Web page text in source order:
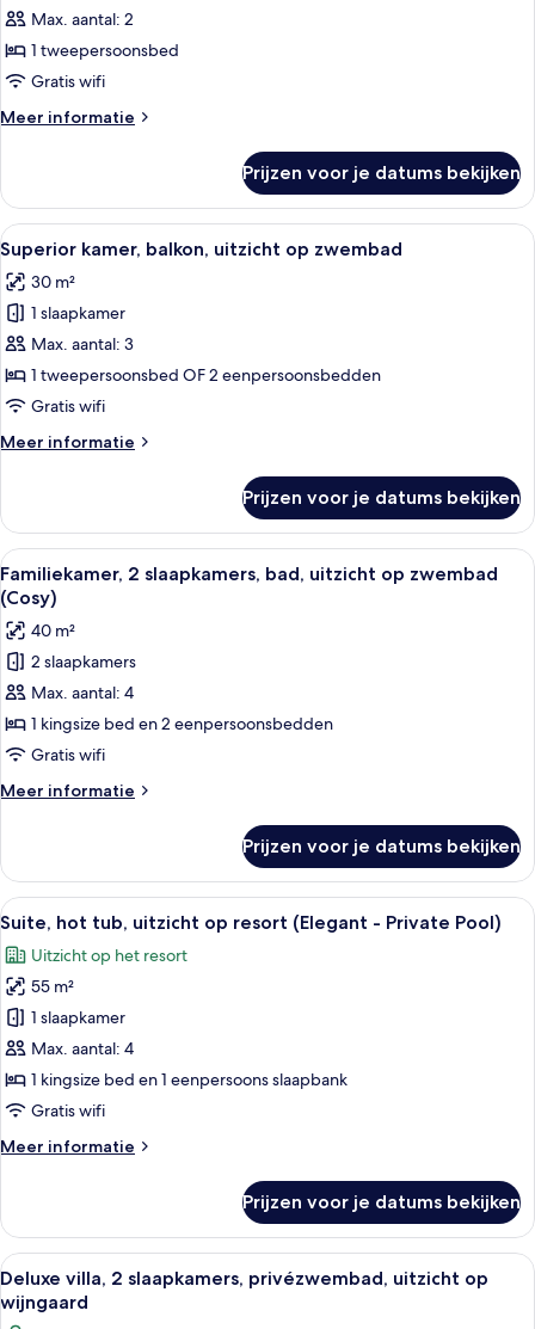
tweepersoonsbed,
balkon,
uitzicht
stad
Max. aantal: 2
1 tweepersoonsbed
Gratis wifi
Meer informatie
Meer
kamer,
tweepersoonsbed,
balkon,
uitzicht
op
Prijzen voor je datums bekijken
Alle
foto's
voor
Superior
kamer,
balkon,
uitzicht
zwembad
Een moderne hotelkamer met een
12
Superior kamer, balkon, uitzicht op zwembad
30 m²
1 slaapkamer
Max. aantal: 3
1 tweepersoonsbed OF 2 eenpersoonsbedden
Gratis wifi
Meer informatie
Meer
kamer,
balkon,
uitzicht
op
zwembad
Prijzen voor je datums bekijken
Alle
foto's
voor
Familiekamer,
2
slaapkamers,
bad,
uitzicht
op
zwembad
laden
Een moderne slaapkamer met een
10
Familiekamer, 2 slaapkamers, bad, uitzicht op zwembad
(Cosy)
40 m²
2 slaapkamers
Max. aantal: 4
1 kingsize bed en 2 eenpersoonsbedden
Gratis wifi
Meer informatie
Meer
2
slaapkamers,
bad,
op
zwembad
(Cosy)
Prijzen voor je datums bekijken
Alle
foto's
voor
Suite,
hot
tub,
uitzicht
op
(Elegant
Pool)
laden
Een dakzwembad met uitzicht op
32
Suite, hot tub, uitzicht op resort (Elegant - Private Pool)
Uitzicht op het resort
55 m²
1 slaapkamer
Max. aantal: 4
1 kingsize bed en 1 eenpersoons slaapbank
Gratis wifi
Meer informatie
Meer
hot
tub,
uitzicht
op
resort
Prijzen voor je datums bekijken
Alle
foto's
voor
Een modern buitenzwembad met
23
Deluxe villa, 2 slaapkamers, privézwembad, uitzicht op
wijngaard